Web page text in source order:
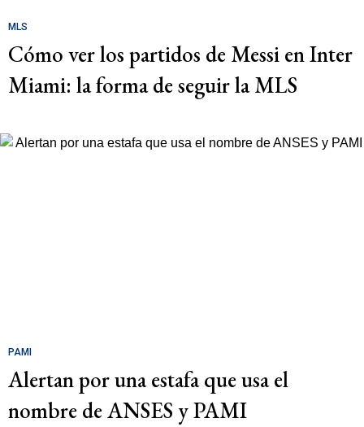
MLS
Cómo ver los partidos de Messi en Inter
Miami: la forma de seguir la MLS
PAMI
Alertan por una estafa que usa el
nombre de ANSES y PAMI